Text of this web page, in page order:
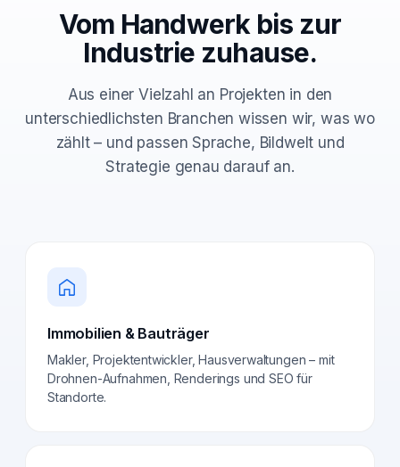
Vom Handwerk bis zur
Industrie zuhause.
Aus einer Vielzahl an Projekten in den
unterschiedlichsten Branchen wissen wir, was wo
zählt – und passen Sprache, Bildwelt und
Strategie genau darauf an.
Immobilien & Bauträger
Makler, Projektentwickler, Hausverwaltungen – mit
Drohnen-Aufnahmen, Renderings und SEO für
Standorte.